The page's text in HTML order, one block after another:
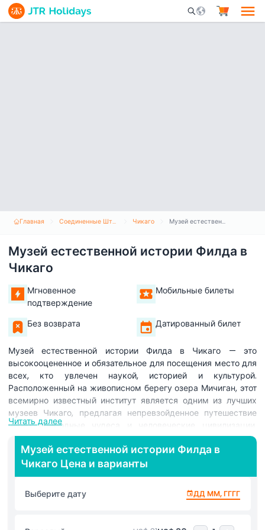
Mobile Search
Главная Соединенные Штаты Америки Чикаго Музей естественной истории Филда в Чикаго
Музей естественной истории Филда в
Чикаго
Мгновенное
подтверждение
Мобильные билеты
Без возврата Датированный билет
Музей естественной истории Филда в Чикаго — это
высокооцененное и обязательное для посещения место для
всех, кто увлечен наукой, историей и культурой.
Расположенный на живописном берегу озера Мичиган, этот
всемирно известный институт является одним из лучших
музеев Чикаго, предлагая непревзойденное путешествие
через природные чудеса и человеческие цивилизации.
Главной достопримечательностью является СЬЮ,
тираннозавр рекс — самый большой и самый полный
ископаемый тираннозавра рекса, когда-либо
обнаруженный, что дает мощный взгляд на доисторическую
жизнь. Посетителей также восхищает массивный
Титанозавр, одно из крупнейших наземных животных,
Египта с настоящими мумиями и воссозданной гробницей
Читать далее
Музей естественной истории Филда в
Чикаго Цена и варианты
Выберите дату ДД ММ, ГГГГ